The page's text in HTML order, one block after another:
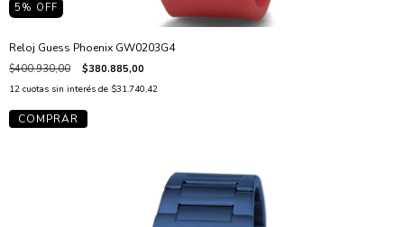
5 % OFF
Reloj Guess Phoenix GW0203G4
$400.930,00 $380.885,00
12 cuotas sin interés de $31.740,42